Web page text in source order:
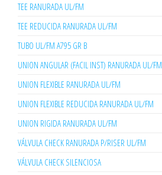
TEE RANURADA UL/FM
TEE REDUCIDA RANURADA UL/FM
TUBO UL/FM A795 GR B
UNION ANGULAR (FACIL INST) RANURADA UL/FM
UNION FLEXIBLE RANURADA UL/FM
UNION FLEXIBLE REDUCIDA RANURADA UL/FM
UNION RIGIDA RANURADA UL/FM
VÁLVULA CHECK RANURADA P/RISER UL/FM
VÁLVULA CHECK SILENCIOSA